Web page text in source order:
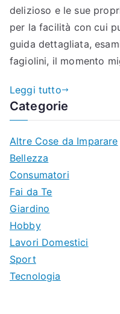
delizioso e le sue
per la facilità con cui
guida dettagliata,
fagiolini, il momento
Leggi tutto
Categorie
Altre Cose da Imparare
Bellezza
Consumatori
Fai da Te
Giardino
Hobby
Lavori Domestici
Sport
Tecnologia